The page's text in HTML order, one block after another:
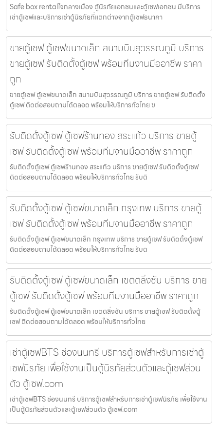
Safe box rentalใจกลางเมือง ตู้นิรภัยเอกชนและตู้เซฟเอกชน มีบริการ
เช่าตู้เซฟและบริการเช่าตู้นิรภัยที่แตกต่างจากตู้เซฟธนาคา
ขายตู้เซฟ ตู้เซฟขนาดเล็ก สนามบินสุวรรณภูมิ บริการ
ขายตู้เซฟ รับติดตั้งตู้เซฟ พร้อมทีมงานมืออาชีพ ราคา
ถูก
ขายตู้เซฟ ตู้เซฟขนาดเล็ก สนามบินสุวรรณภูมิ บริการ ขายตู้เซฟ รับติดตั้ง
ตู้เซฟ ติดต่อสอบถามได้ตลอด พร้อมให้บริการทั่วไทย ข
รับติดตั้งตู้เซฟ ตู้เซฟร้านทอง สระแก้ว บริการ ขายตู้
เซฟ รับติดตั้งตู้เซฟ พร้อมทีมงานมืออาชีพ ราคาถูก
รับติดตั้งตู้เซฟ ตู้เซฟร้านทอง สระแก้ว บริการ ขายตู้เซฟ รับติดตั้งตู้เซฟ
ติดต่อสอบถามได้ตลอด พร้อมให้บริการทั่วไทย รับติ
รับติดตั้งตู้เซฟ ตู้เซฟขนาดเล็ก กรุงเทพ บริการ ขายตู้
เซฟ รับติดตั้งตู้เซฟ พร้อมทีมงานมืออาชีพ ราคาถูก
รับติดตั้งตู้เซฟ ตู้เซฟขนาดเล็ก กรุงเทพ บริการ ขายตู้เซฟ รับติดตั้งตู้เซฟ
ติดต่อสอบถามได้ตลอด พร้อมให้บริการทั่วไทย รับต
รับติดตั้งตู้เซฟ ตู้เซฟขนาดเล็ก เขตตลิ่งชัน บริการ ขาย
ตู้เซฟ รับติดตั้งตู้เซฟ พร้อมทีมงานมืออาชีพ ราคาถูก
รับติดตั้งตู้เซฟ ตู้เซฟขนาดเล็ก เขตตลิ่งชัน บริการ ขายตู้เซฟ รับติดตั้งตู้
เซฟ ติดต่อสอบถามได้ตลอด พร้อมให้บริการทั่วไทย
เช่าตู้เซฟBTS ช่องนนทรี บริการตู้เซฟสำหรับการเช่าตู้
เซฟนิรภัย เพื่อใช้งานเป็นตู้นิรภัยส่วนตัวและตู้เซฟส่วน
ตัว ตู้เซฟ.com
เช่าตู้เซฟBTS ช่องนนทรี บริการตู้เซฟสำหรับการเช่าตู้เซฟนิรภัย เพื่อใช้งาน
เป็นตู้นิรภัยส่วนตัวและตู้เซฟส่วนตัว ตู้เซฟ.com